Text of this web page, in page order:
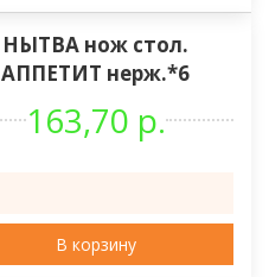
НЫТВА нож стол.
АППЕТИТ нерж.*6
163,70 р.
В корзину